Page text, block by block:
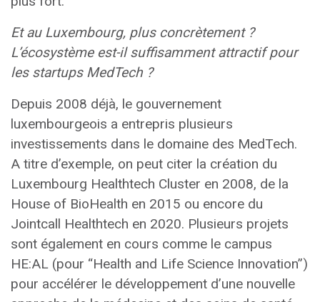
Et au Luxembourg, plus concrètement ?
L’écosystème est-il suffisamment attractif pour
les startups MedTech ?
Depuis 2008 déjà, le gouvernement
luxembourgeois a entrepris plusieurs
investissements dans le domaine des MedTech.
A titre d’exemple, on peut citer la création du
Luxembourg Healthtech Cluster en 2008, de la
House of BioHealth en 2015 ou encore du
Jointcall Healthtech en 2020. Plusieurs projets
sont également en cours comme le campus
HE:AL (pour “Health and Life Science Innovation”)
pour accélérer le développement d’une nouvelle